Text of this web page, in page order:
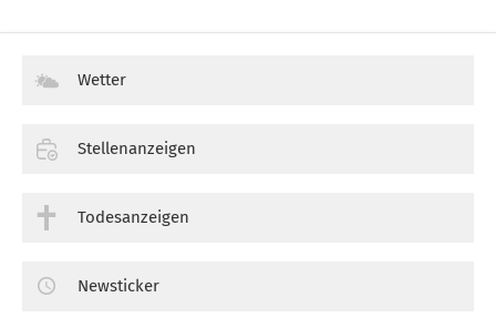
Wetter
Stellenanzeigen
Todesanzeigen
Newsticker